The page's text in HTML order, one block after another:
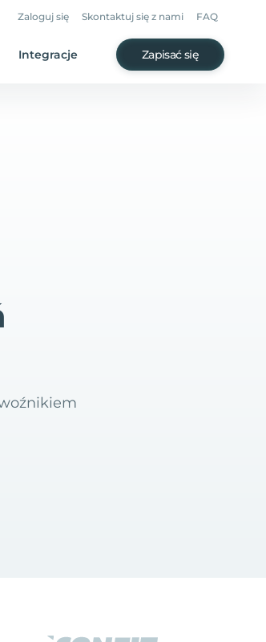
Zaloguj się Skontaktuj się z nami FAQ
Integracje Zapisać się